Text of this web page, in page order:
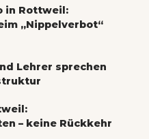
in Rottweil:
„Nippelverbot“
Lehrer sprechen
– keine Rückkehr